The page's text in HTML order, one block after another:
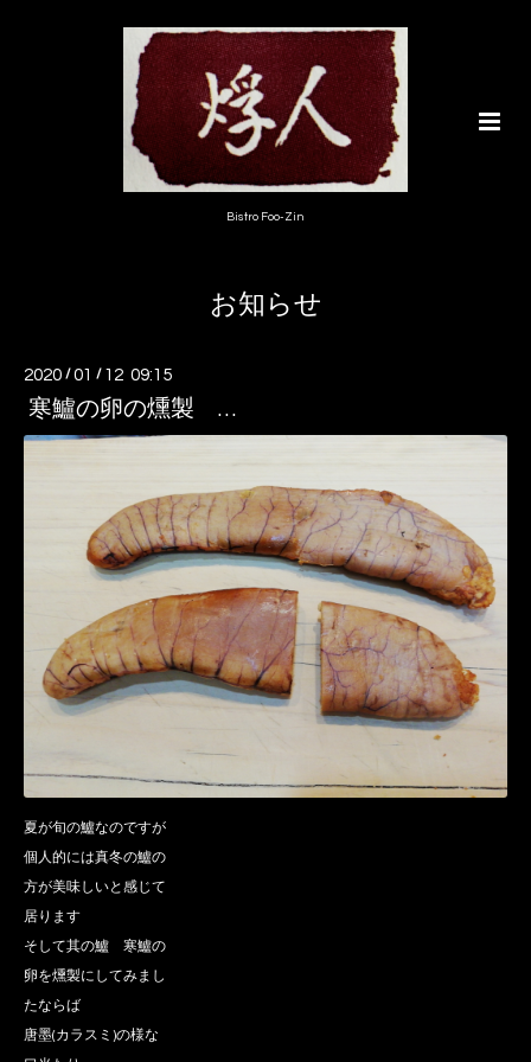
Bistro Foo-Zin
お知らせ
2020 /01 / 12 09:15
寒鱸の卵の燻製 …
夏が旬の鱸なのですが
個人的には真冬の鱸の
方が美味しいと感じて
居ります
そして其の鱸 寒鱸の
卵を燻製にしてみまし
たならば
唐墨(カラスミ)の様な